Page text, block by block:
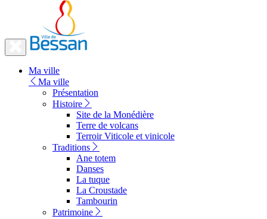
Fermer
vers
Ma ville
Ma ville
Présentation
Histoire
Site de la Monédière
Terre de volcans
Terroir Viticole et vinicole
Traditions
Ane totem
Danses
La tuque
La Croustade
Tambourin
Patrimoine